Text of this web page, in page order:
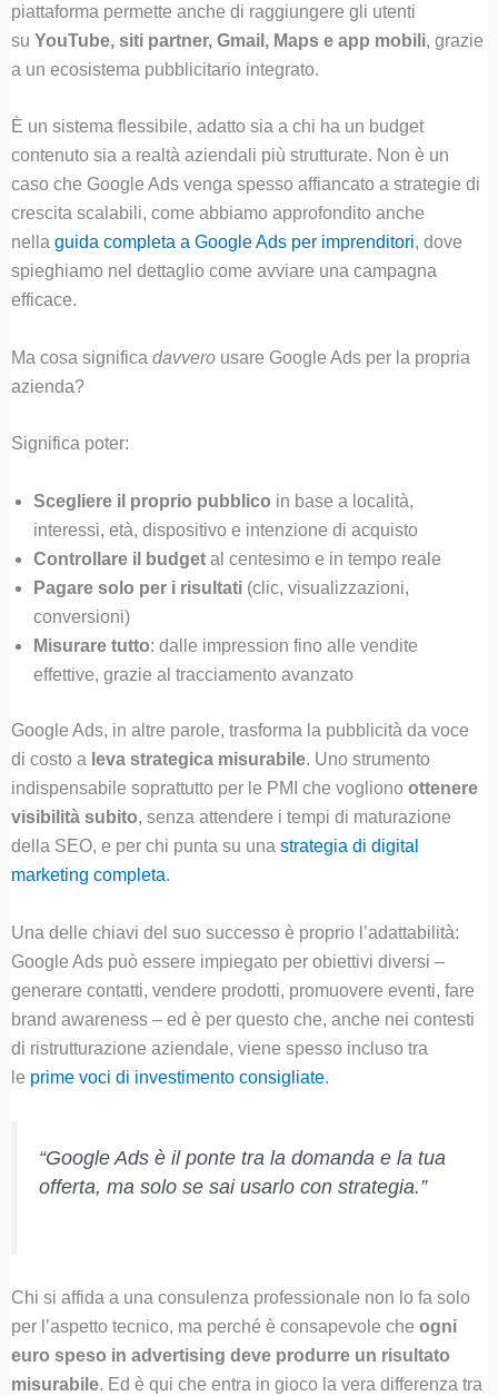
piattaforma permette anche di raggiungere gli utenti
su YouTube, siti partner, Gmail, Maps e app mobili, grazie
a un ecosistema pubblicitario integrato.
È un sistema flessibile, adatto sia a chi ha un budget
contenuto sia a realtà aziendali più strutturate. Non è un
caso che Google Ads venga spesso affiancato a strategie di
crescita scalabili, come abbiamo approfondito anche
nella guida completa a Google Ads per imprenditori, dove
spieghiamo nel dettaglio come avviare una campagna
efficace.
Ma cosa significa davverousare Google Ads per la propria
azienda?
Significa poter:
Scegliere il proprio pubblico in base a località,
interessi, età, dispositivo e intenzione di acquisto
Controllare il budgetal centesimo e in tempo reale
Pagare solo per i risultati(clic, visualizzazioni,
conversioni)
Misurare tutto: dalle impression fino alle vendite
effettive, grazie al tracciamento avanzato
Google Ads, in altre parole, trasforma la pubblicità da voce
di costo a leva strategica misurabile. Uno strumento
indispensabile soprattutto per le PMI che vogliono ottenere
visibilità subito, senza attendere i tempi di maturazione
della SEO, e per chi punta su una strategia di digital
marketing completa.
Una delle chiavi del suo successo è proprio l’adattabilità:
Google Ads può essere impiegato per obiettivi diversi –
generare contatti, vendere prodotti, promuovere eventi, fare
brand awareness – ed è per questo che, anche nei contesti
di ristrutturazione aziendale, viene spesso incluso tra
le prime voci di investimento consigliate.
“Google Ads è il ponte tra la domanda e la tua
offerta, ma solo se sai usarlo con strategia.”
Chi si affida a una consulenza professionale non lo fa solo
per l’aspetto tecnico, ma perché è consapevole che ogni
euro speso in advertising deve produrre un risultato
misurabile. Ed è qui che entra in gioco la vera differenza tra